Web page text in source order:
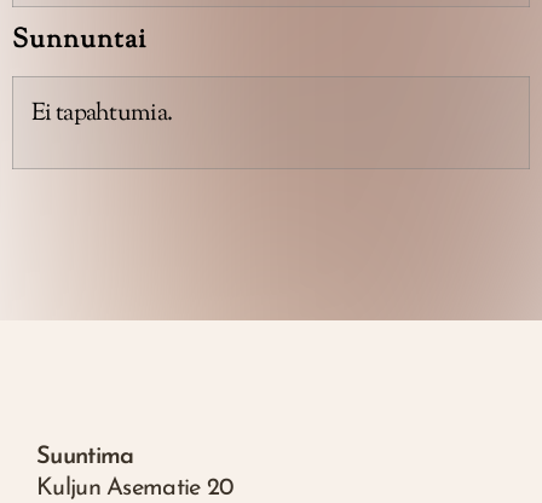
Sunnuntai
Ei tapahtumia.
Suuntima
Kuljun Asematie 20